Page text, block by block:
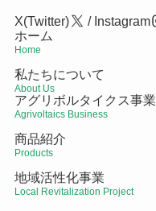
X(Twitter) / Instagram
ホーム
Home
私たちについて
About Us
アグリボルタイクス事業
Agrivoltaics Business
商品紹介
Products
地域活性化事業
Local Revitalization Project